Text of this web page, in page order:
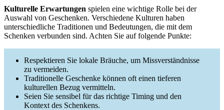
Kulturelle Erwartungen spielen eine wichtige Rolle bei der
Auswahl von Geschenken. Verschiedene Kulturen haben
unterschiedliche Traditionen und Bedeutungen, die mit dem
Schenken verbunden sind. Achten Sie auf folgende Punkte:
Respektieren Sie lokale Bräuche, um Missverständnisse
zu vermeiden.
Traditionelle Geschenke können oft einen tieferen
kulturellen Bezug vermitteln.
Seien Sie sensibel für das richtige Timing und den
Kontext des Schenkens.